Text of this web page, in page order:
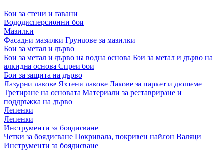
Бои за стени и тавани
Вододисперсионни бои
Мазилки
Фасадни мазилки Грундове за мазилки
Бои за метал и дърво
Бои за метал и дърво на водна основа Бои за метал и дърво на
алкидна основа Спрей бои
Бои за защита на дърво
Лазурни лакове Яхтени лакове Лакове за паркет и дюшеме
Третиране на основата Материали за реставриране и
поддръжка на дърво
Лепенки
Лепенки
Инструменти за боядисване
Четки за боядисване Покривала, покривен найлон Валяци
Инструменти за боядисване